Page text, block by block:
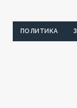
ПОЛИТИКА